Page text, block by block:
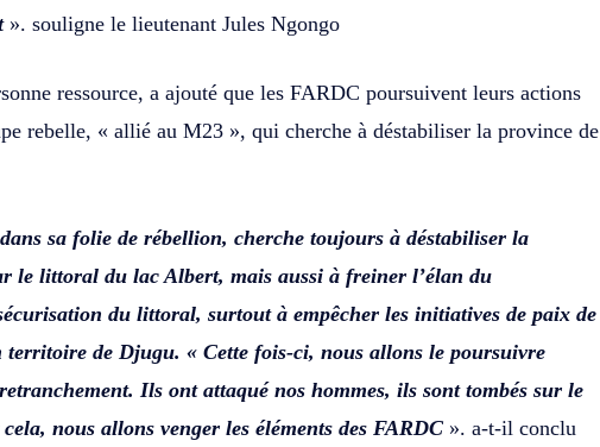
». souligne le lieutenant Jules Ngongo
ressource, a ajouté que les FARDC poursuivent leurs actions
rebelle, « allié au M23 », qui cherche à déstabiliser la province de
sa folie de rébellion, cherche toujours à déstabiliser la
le littoral du lac Albert, mais aussi à freiner l’élan du
du littoral, surtout à empêcher les initiatives de paix de
territoire de Djugu. « Cette fois-ci, nous allons le poursuivre
Ils ont attaqué nos hommes, ils sont tombés sur le
nous allons venger les éléments des FARDC ». a-t-il conclu